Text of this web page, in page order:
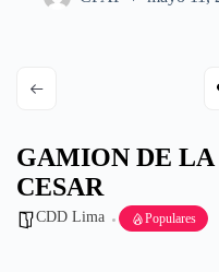
GAMION DE
CESAR
CDD Lima Populares